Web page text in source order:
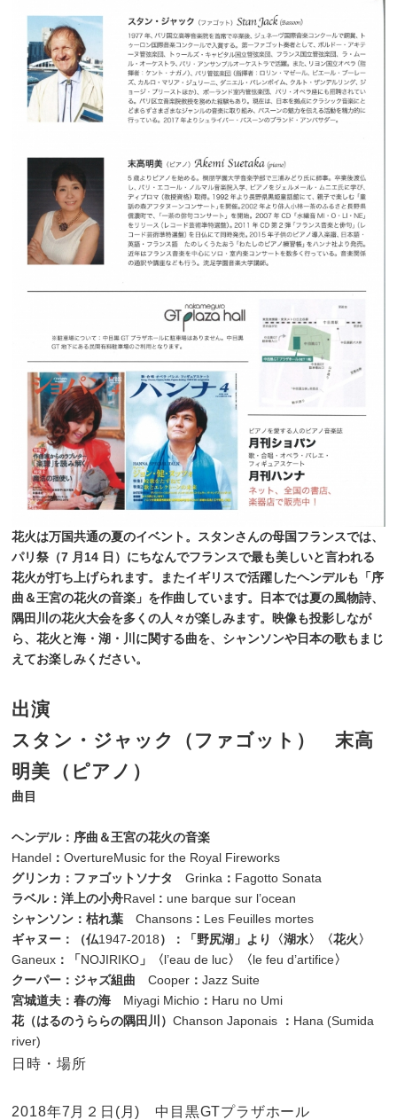
花火は万国共通の夏のイベント。スタンさんの母国フランスでは、
パリ祭（7 月14 日）にちなんでフランスで最も美しいと言われる
花火が打ち上げられます。またイギリスで活躍したヘンデルも「序
曲＆王宮の花火の音楽」を作曲しています。日本では夏の風物詩、
隅田川の花火大会を多くの人々が楽しみます。映像も投影しなが
ら、花火と海・湖・川に関する曲を、シャンソンや日本の歌もまじ
えてお楽しみください。
出演
スタン・ジャック
（ファゴット） 末高
明美 （ピアノ）
曲目
ヘンデル：序曲＆王宮の花火の音楽
Handel ：OvertureMusic for the Royal Fireworks
グリンカ：ファゴットソナタGrinka ： Fagotto Sonata
ラベル：洋上の小舟Ravel : une barque sur l’ocean
シャンソン：枯れ葉Chansons : Les Feuilles mortes
ギャヌー：（仏1947-2018）：「野尻湖」より〈湖水〉〈花火〉
Ganeux ：「NOJIRIKO 」〈l’eau de luc〉〈le feu d’artifice〉
クーパー：ジャズ組曲Cooper ：Jazz Suite
宮城道夫：春の海 Miyagi Michio ： Haru no Umi
花（はるのうららの隅田川）Chanson Japonais ： Hana (Sumida
river)
日時・場所
2018年7月２日(月) 中目黒GTプラザホール